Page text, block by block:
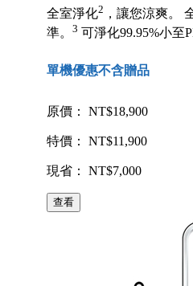
全室淨化2 ，讓您涼爽。
準。 3 可淨化99.95%小至
單機優惠不含贈品
原價： NT$18,900
特價： NT$11,900
現省： NT$7,000
查看